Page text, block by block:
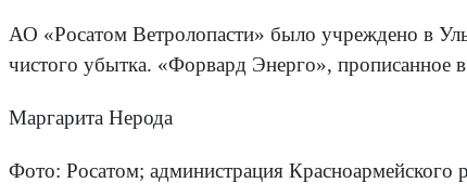
АО «Росатом Ветролопасти» было учреждено в
чистого убытка. «Форвард Энерго», прописанное
Маргарита Нерода
Фото: Росатом; администрация Красноармейского